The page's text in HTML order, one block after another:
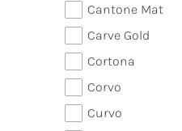
Cantone Mat
Carve Gold
Cortona
Corvo
Curvo